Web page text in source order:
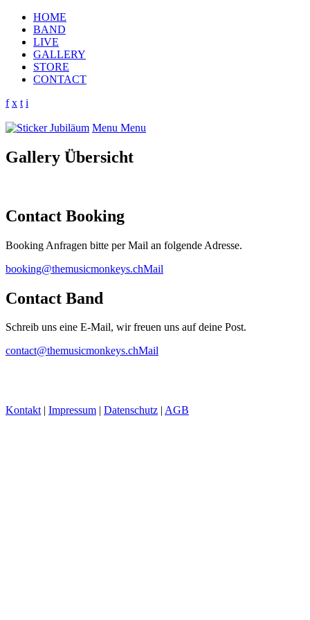
HOME
BAND
LIVE
GALLERY
STORE
CONTACT
f x t i
Menu Menu
Gallery Übersicht
Contact Booking
Booking Anfragen bitte per Mail an folgende Adresse.
booking@themusicmonkeys.chMail
Contact Band
Schreib uns eine E-Mail, wir freuen uns auf deine Post.
contact@themusicmonkeys.chMail
Kontakt | Impressum | Datenschutz | AGB